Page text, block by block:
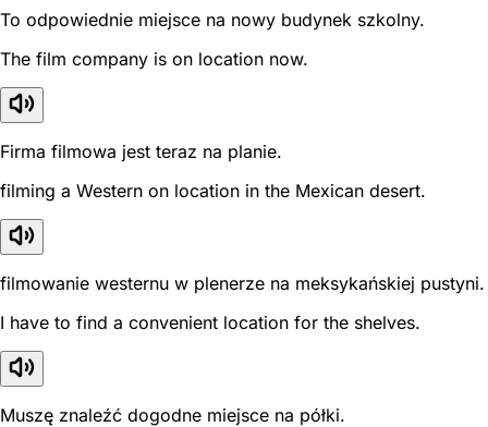
To odpowiednie miejsce na nowy budynek szkolny.
The film company is on location now.
Firma filmowa jest teraz na planie.
filming a Western on location in the Mexican desert.
filmowanie westernu w plenerze na meksykańskiej pustyni.
I have to find a convenient location for the shelves.
Muszę znaleźć dogodne miejsce na półki.